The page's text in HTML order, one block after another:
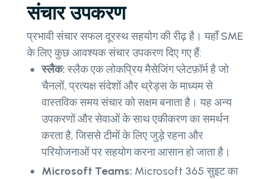
संचार उपकरण
प्रभावी संचार सफल दूरस्थ सहयोग की रीढ़ है। यहाँ SME
के ​​लिए कुछ आवश्यक संचार उपकरण दिए गए हैं:
स्लैक:स्लैक एक लोकप्रिय मैसेजिंग प्लेटफ़ॉर्म है जो
चैनलों, प्रत्यक्ष संदेशों और थ्रेड्स के माध्यम से
वास्तविक समय संचार को सक्षम बनाता है। यह अन्य
उपकरणों और सेवाओं के साथ एकीकरण का समर्थन
करता है, जिससे टीमों के लिए जुड़े रहना और
परियोजनाओं पर सहयोग करना आसान हो जाता है।
Microsoft Teams: Microsoft 365 सुइट का